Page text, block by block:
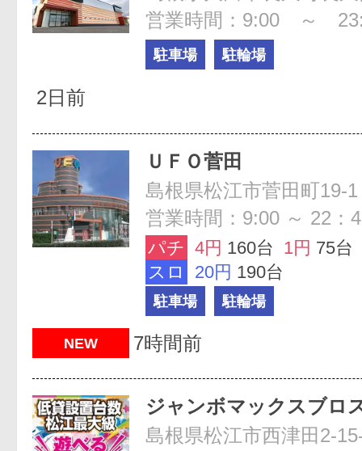
営業時間：9:00 ～
駐車場 駐輪場
2日前
ＵＦＯ菅田
島根県松江市菅田町19-1
営業時間：9:00 ～ 22：
パチ 4円 160台 1円 75台
スロ
20円 190台
駐車場 駐輪場
NEW 7時間前
ジャンボマックスブロ
島根県松江市西津田2-